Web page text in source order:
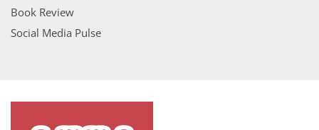
Book Review
Social Media Pulse